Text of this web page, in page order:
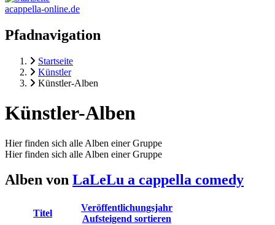
acappella-online.de
Pfadnavigation
Startseite
Künstler
Künstler-Alben
Künstler-Alben
Hier finden sich alle Alben einer Gruppe
Hier finden sich alle Alben einer Gruppe
Alben von LaLeLu a cappella comedy
Titel
Veröffentlichungsjahr
Aufsteigend sortieren